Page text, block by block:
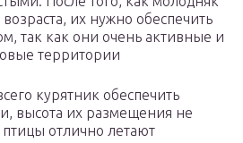
возраста, их нужно обеспечить
так как они очень активные и
территории
курятник обеспечить
высота их размещения не
отлично летают